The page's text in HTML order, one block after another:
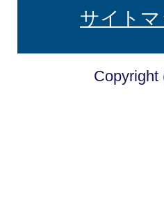
サイト
Copyright